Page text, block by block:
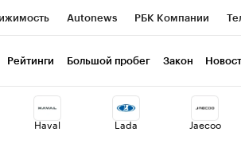
Autonews РБК Компании
Визионеры
Кредитные рейтинги Франшизы
Экономика Бизнес
Рейтинги Большой пробег Закон
Haval Lada Jaecoo